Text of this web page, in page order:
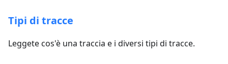
Tipi di tracce
Leggete cos'è una traccia e i diversi tipi di tracce.